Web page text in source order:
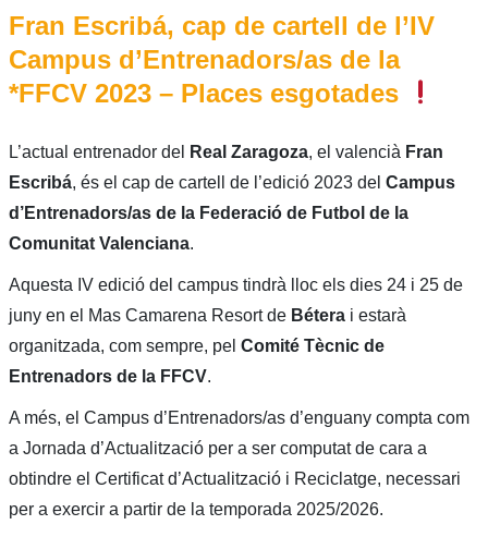
Fran Escribá, cap de cartell de l’IV
Campus d’Entrenadors/as de la
*FFCV 2023 – Places esgotades
L’actual entrenador del Real Zaragoza, el valencià Fran
Escribá, és el cap de cartell de l’edició 2023 del Campus
d’Entrenadors/as de la Federació de Futbol de la
Comunitat Valenciana.
Aquesta IV edició del campus tindrà lloc els dies 24 i 25 de
juny en el Mas Camarena Resort de Béterai estarà
organitzada, com sempre, pel Comité Tècnic de
Entrenadors de la FFCV.
A més, el Campus d’Entrenadors/as d’enguany compta com
a Jornada d’Actualització per a ser computat de cara a
obtindre el Certificat d’Actualització i Reciclatge, necessari
per a exercir a partir de la temporada 2025/2026.